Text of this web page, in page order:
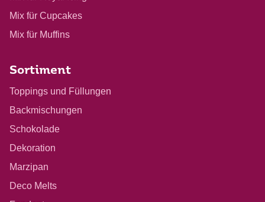
Mix für Cupcakes
Mix für Muffins
Sortiment
Toppings und Füllungen
Backmischungen
Schokolade
Dekoration
Marzipan
Deco Melts